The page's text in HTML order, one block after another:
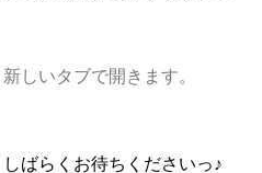
しいタブで開きます。
ばらくお待ちくださいっ♪